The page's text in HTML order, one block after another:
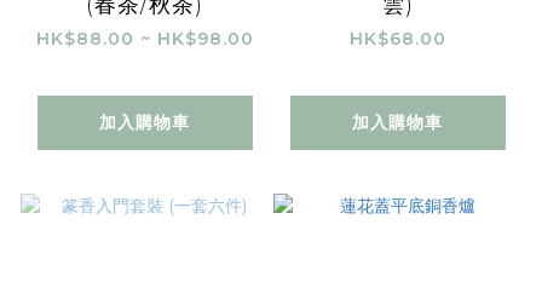
HK$88.00 ~ HK$98.00
加入購物車
HK$68.00
加入購物車